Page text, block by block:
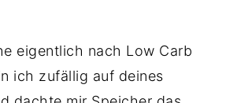
eigentlich nach Low Carb
ich zufällig auf deines